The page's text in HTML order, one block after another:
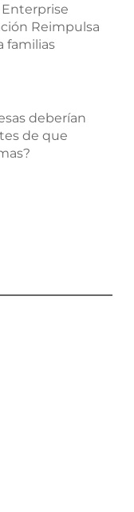
Reimpulsa
familias
deberían
de que